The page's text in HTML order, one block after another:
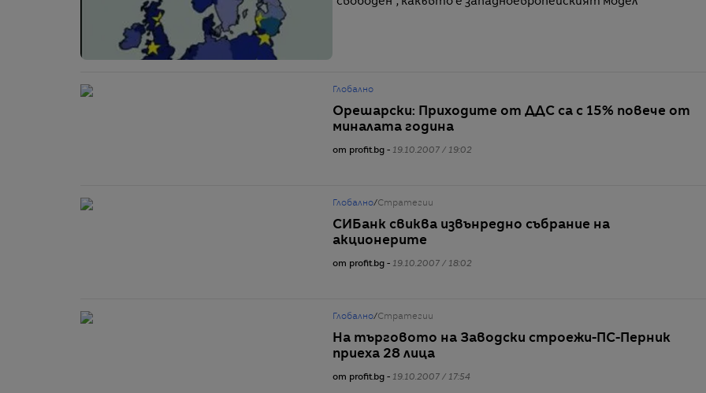
Глобално
Орешарски: Приходите от ДДС са с 15% повече от
миналата година
от profit.bg - 19.10.2007 / 19:02
Глобално/Стратегии
СИБанк свиква извънредно събрание на
акционерите
от profit.bg - 19.10.2007 / 18:02
Глобално/Стратегии
На търговото на Заводски строежи-ПС-Перник
приеха 28 лица
от profit.bg - 19.10.2007 / 17:54